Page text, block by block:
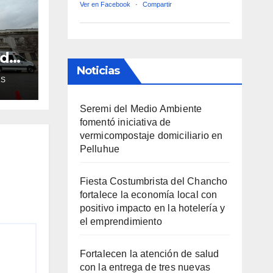
Ver en Facebook · Compartir
Noticias
Seremi del Medio Ambiente
fomentó iniciativa de
vermicompostaje domiciliario en
Pelluhue
Fiesta Costumbrista del Chancho
fortalece la economía local con
positivo impacto en la hotelería y
el emprendimiento
Fortalecen la atención de salud
con la entrega de tres nuevas